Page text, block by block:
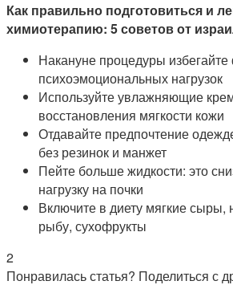
Как правильно подготовиться и
химиотерапию: 5 советов от
Накануне процедуры избегайте
психоэмоциональных нагрузок
Используйте увлажняющие
восстановления мягкости кожи
Отдавайте предпочтение
без резинок и манжет
Пейте больше жидкости: это
нагрузку на почки
Включите в диету мягкие
рыбу, сухофрукты
2
Понравилась статья? Поделиться с